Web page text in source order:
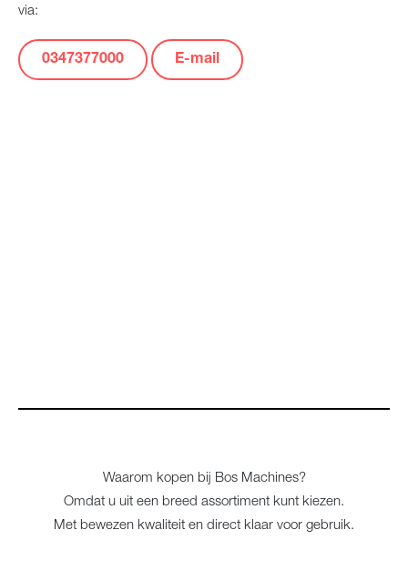
via:
0347377000 E-mail
Waarom kopen bij Bos Machines?
Omdat u uit een breed assortiment kunt kiezen.
Met bewezen kwaliteit en direct klaar voor gebruik.